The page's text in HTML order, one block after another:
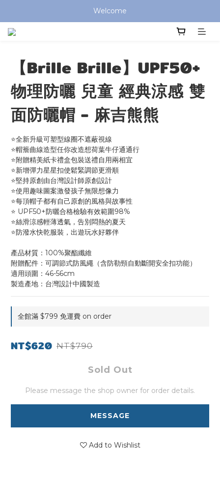
全館滿 $799 免運費 (僅提供台灣本島區域，外島地區請洽客服)
Welcome
全館滿 $799 免運費 (僅提供台灣本島區域，外島地區請洽客服)
【Brille Brille】UPF50+
物理防曬 兒童 經典涼感 雙
面防曬帽 - 麻吉熊熊
⭐全新升級可塑型線圈不遮蔽視線
⭐帽簷曲線造型任你改造想荷葉牛仔通通行
⭐附贈精美紙卡禮盒包裝送禮自用兩相宜
⭐新增彈力星星扣使鬆緊調節更滑順
⭐堅持原創由台灣設計師原創設計
⭐使用趣味圖案激發孩子無限想像力
⭐每頂帽子都有自己原創的風格與故事性
⭐ UPF50+防曬合格檢驗有效範圍98%
⭐絲滑涼感輕薄透氣，告別悶熱的夏天
⭐防潑水快乾服裝，出遊玩水好夥伴
產品材質：100%聚酯纖維
附贈配件：可調節式防風繩（含防勒頸自動斷開安全扣功能）
適用頭圍：46-56cm
製造產地：台灣設計中國製造
全館滿 $799 免運費 on order
NT$620 NT$790
Sold Out
Please message the shop owner for order details.
MESSAGE
Add to Wishlist